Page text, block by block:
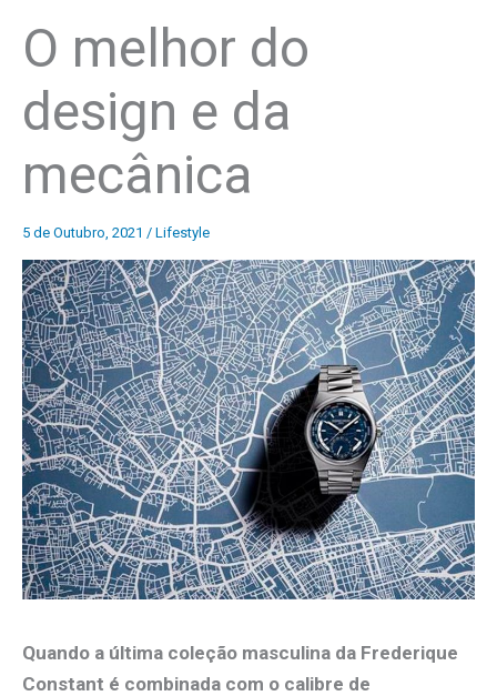
O melhor do
design e da
mecânica
5 de Outubro, 2021 / Lifestyle
Quando a última coleção masculina da Frederique
Constant é combinada com o calibre de